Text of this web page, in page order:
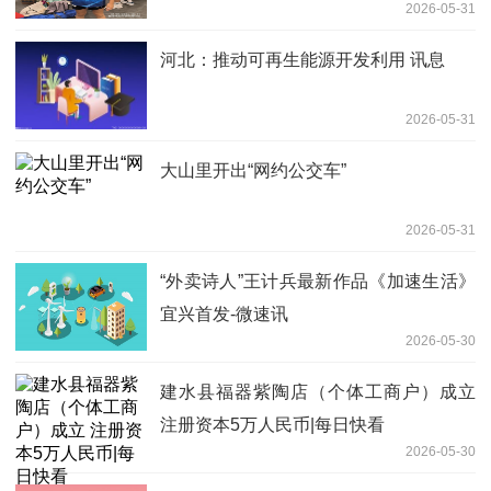
2026-05-31
河北：推动可再生能源开发利用 讯息
2026-05-31
大山里开出“网约公交车”
2026-05-31
“外卖诗人”王计兵最新作品《加速生活》
宜兴首发-微速讯
2026-05-30
建水县福器紫陶店（个体工商户）成立
注册资本5万人民币|每日快看
2026-05-30